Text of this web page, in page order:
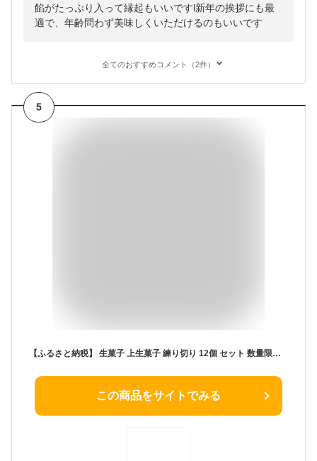
餡がたっぷり入って縁起もいいですl新年の挨拶にも最
適で、年齢問わず美味しくいただけるのもいいです
全てのおすすめコメント（2件）
5
【ふるさと納税】 生菓子 上生菓子 練り切り 12個 セット 数量限定 和菓子 正月 詰め合わせ お正月 新年 スイーツ 贈答 2026 迎春 ギフト お菓子 お祝い 老舗 【年内配送】 【 先行予約 ・ 数量限定 】 【2025年12月25日発送予定】
この商品をサイトでみる